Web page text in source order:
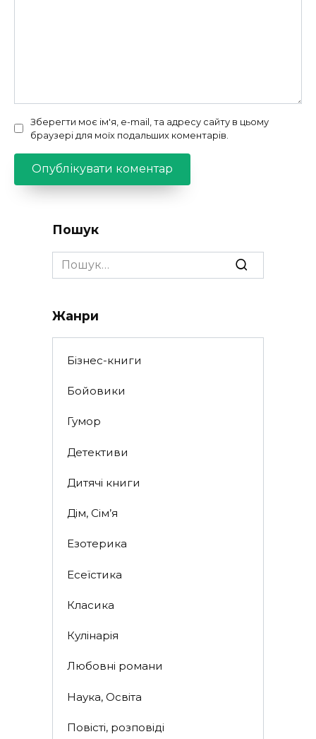
Зберегти моє ім'я, e-mail, та адресу сайту в цьому
браузері для моїх подальших коментарів.
Пошук
Search
for:
Жанри
Бізнес-книги
Бойовики
Гумор
Детективи
Дитячі книги
Дім, Сім’я
Езотерика
Есеїстика
Класика
Кулінарія
Любовні романи
Наука, Освіта
Повісті, розповіді